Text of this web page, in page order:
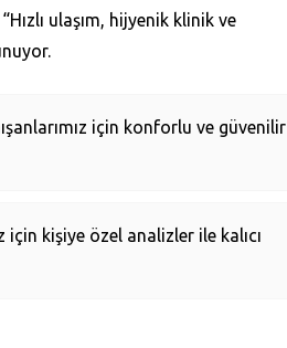
ulaşım, hijyenik klinik ve
için konforlu ve güvenilir
kişiye özel analizler ile kalıcı